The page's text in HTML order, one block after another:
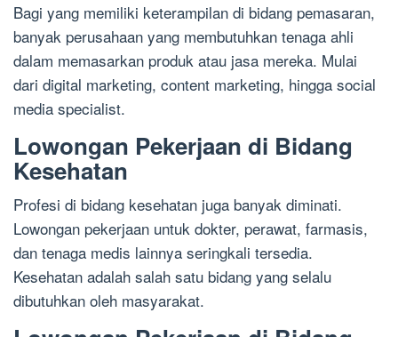
Bagi yang memiliki keterampilan di bidang pemasaran,
banyak perusahaan yang membutuhkan tenaga ahli
dalam memasarkan produk atau jasa mereka. Mulai
dari digital marketing, content marketing, hingga social
media specialist.
Lowongan Pekerjaan di Bidang
Kesehatan
Profesi di bidang kesehatan juga banyak diminati.
Lowongan pekerjaan untuk dokter, perawat, farmasis,
dan tenaga medis lainnya seringkali tersedia.
Kesehatan adalah salah satu bidang yang selalu
dibutuhkan oleh masyarakat.